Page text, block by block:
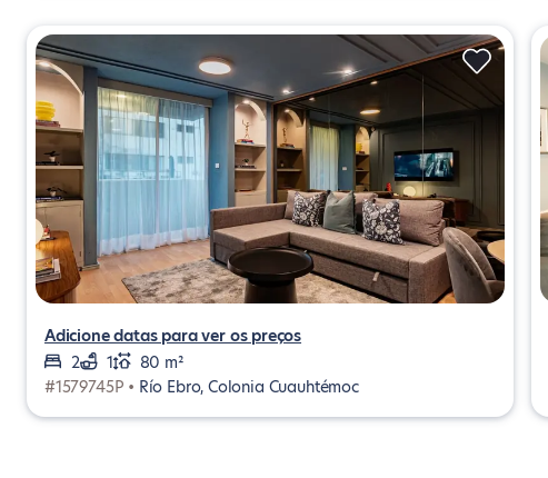
Adicione datas para ver os preços
2
1
80 m²
#1579745P • Río Ebro, Colonia Cuauhtémoc